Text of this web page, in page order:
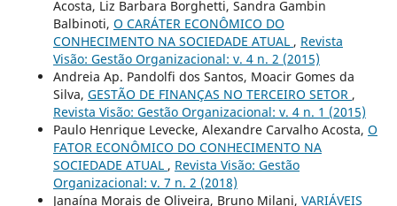
Acosta, Liz Barbara Borghetti, Sandra Gambin
Balbinoti, O CARÁTER ECONÔMICO DO
CONHECIMENTO NA SOCIEDADE ATUAL , Revista
Visão: Gestão Organizacional: v. 4 n. 2 (2015)
Andreia Ap. Pandolfi dos Santos, Moacir Gomes da
Silva, GESTÃO DE FINANÇAS NO TERCEIRO SETOR ,
Revista Visão: Gestão Organizacional: v. 4 n. 1 (2015)
Paulo Henrique Levecke, Alexandre Carvalho Acosta, O
FATOR ECONÔMICO DO CONHECIMENTO NA
SOCIEDADE ATUAL , Revista Visão: Gestão
Organizacional: v. 7 n. 2 (2018)
Janaína Morais de Oliveira, Bruno Milani, VARIÁVEIS